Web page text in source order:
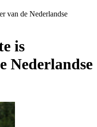
van de Nederlandse
is
Nederlandse